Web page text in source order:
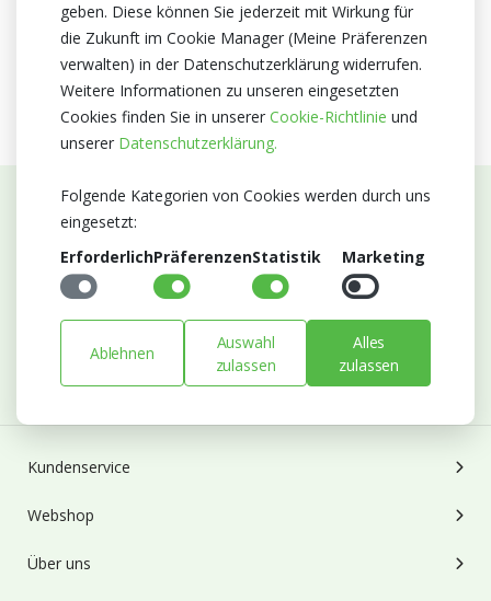
Zertifikat
Kein Zertifikate
Abonnieren Sie unseren Newsletter
Bleiben Sie auf dem Laufenden mit Neuigkeiten und
Entwicklungen von Blumengroßhandel Heyl
Abonnieren
Kundenservice
Webshop
Über uns
geben. Diese können Sie jederzeit mit Wirkung für
die Zukunft im Cookie Manager (Meine Präferenzen
verwalten) in der Datenschutzerklärung widerrufen.
Weitere Informationen zu unseren eingesetzten
Cookies finden Sie in unserer Cookie-Richtlinie und
unserer Datenschutzerklärung.
Folgende Kategorien von Cookies werden durch uns
eingesetzt:
ErforderlichPräferenzenStatistik Marketing
Ablehnen
Auswahl
zulassen
Alles
zulassen